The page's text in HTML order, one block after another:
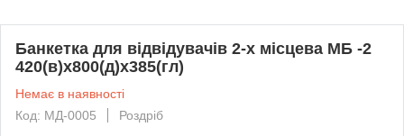
Банкетка для відвідувачів 2-х місцева МБ -2
420(в)х800(д)х385(гл)
Немає в наявності
Код: МД-0005
Роздріб